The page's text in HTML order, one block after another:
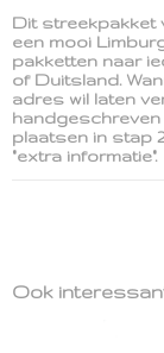
Dit streekpakket
een mooi
pakketten naar
of Duitsland.
adres wil laten
plaatsen in stap
"extra informatie".
Ook